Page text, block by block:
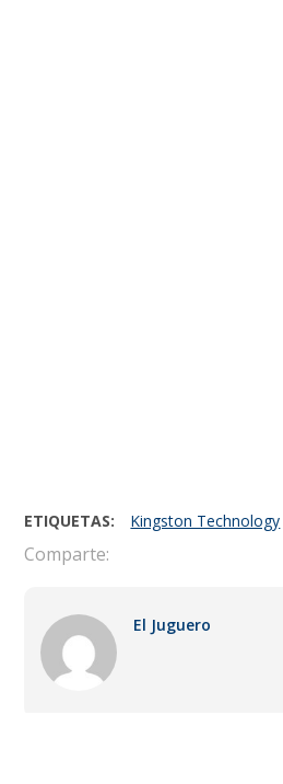
ETIQUETAS: Kingston Technology
Comparte:
El Juguero